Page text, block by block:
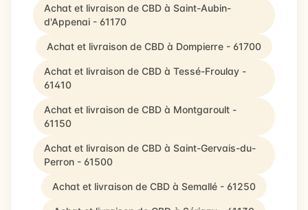
Achat et livraison de CBD à Saint-Aubin-
d'Appenai - 61170
Achat et livraison de CBD à Dompierre - 61700
Achat et livraison de CBD à Tessé-Froulay -
61410
Achat et livraison de CBD à Montgaroult -
61150
Achat et livraison de CBD à Saint-Gervais-du-
Perron - 61500
Achat et livraison de CBD à Semallé - 61250